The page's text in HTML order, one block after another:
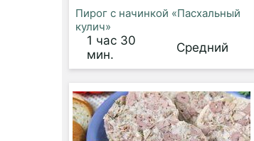
Пирог с начинкой «Пасхальный
кулич»
1 час 30
мин.
Средний